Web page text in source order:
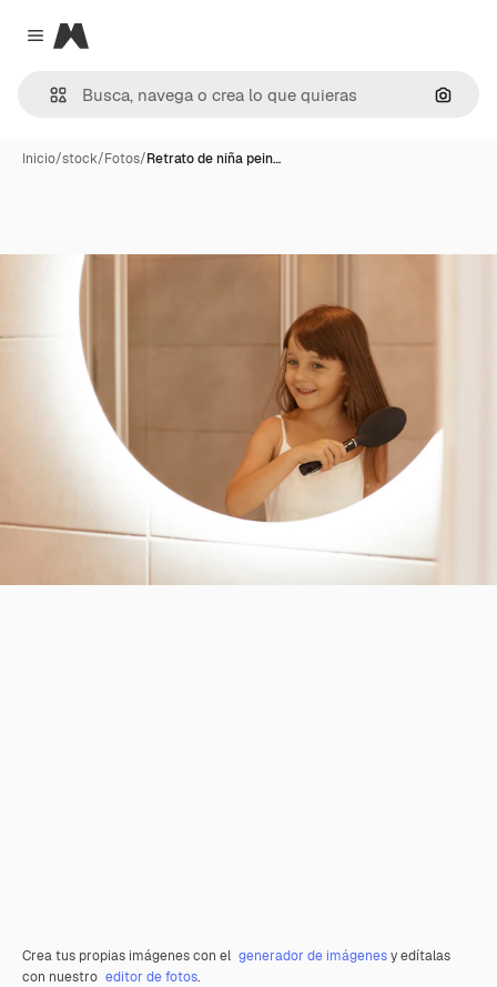
Close menu
Magnific
Inicio/stock/Fotos/Retrato de niña pein…
Crea tus propias imágenes con el generador de imágenesy edítalas
con nuestro editor de fotos.